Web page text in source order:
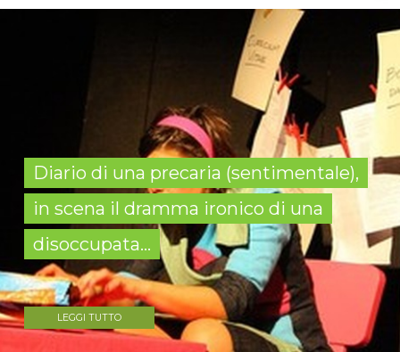
Diario di una precaria (sentimentale),
in scena il dramma ironico di una
disoccupata...
LEGGI TUTTO